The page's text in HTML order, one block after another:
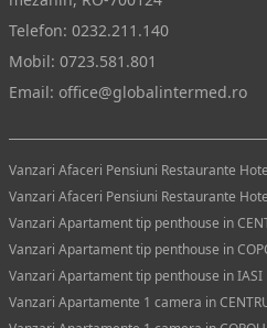
Telefon: 0232.211.140
Mobil: 0723.581.801
Email: office@globalintermed.ro
Vanzari Afaceri Pensiuni Restaurante
Vanzari Afaceri Pensiuni Restaurante
Vanzari Apartament tip penthouse in
Vanzari Apartament tip penthouse in
Vanzari Apartament tip penthouse in IASI
Vanzari Apartamente 1 camera in